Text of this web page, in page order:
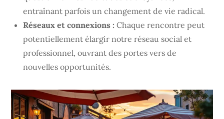
entraînant parfois un changement de vie radical.
Réseaux et connexions : Chaque rencontre peut
potentiellement élargir notre réseau social et
professionnel, ouvrant des portes vers de
nouvelles opportunités.